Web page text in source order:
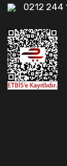
0212 244